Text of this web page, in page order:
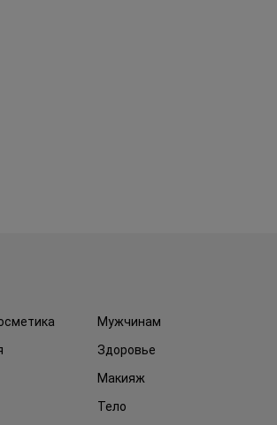
Мужчинам
Здоровье
Макияж
Тело